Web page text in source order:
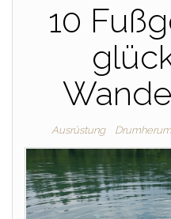
10
Ausrüstung Drumherum